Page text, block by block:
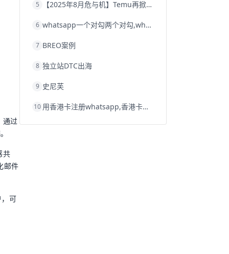
通过
共
邮件
，可
跨境电商优势跨境电商的优势seo运营
whatsapp群发
5 【2025年8月危与机】Temu再掀封店风暴，独立站才是跨境卖家的避险通道
6 whatsapp一个对勾两个对勾,whatsapp对勾代表什么意思
7 BREO案例
8 独立站DTC出海
9 史尼芙
10 用香港卡注册whatsapp,香港卡不能注册whatsapp